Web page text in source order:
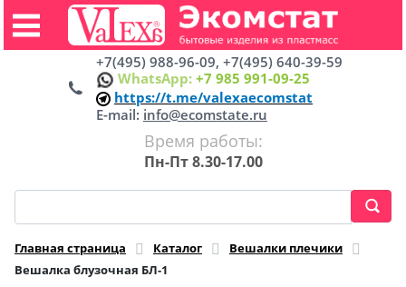
+7(495) 988-96-09, +7(495) 640-39-59
WhatsApp: +7 985 991-09-25
https://t.me/valexaecomstat
E-mail: info@ecomstate.ru
Время работы:
Пн-Пт 8.30-17.00
Главная страница Каталог
Вешалки плечики
Вешалка блузочная БЛ-1